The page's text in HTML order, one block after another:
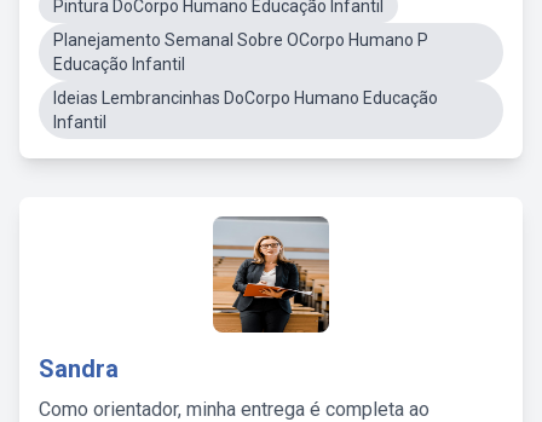
Pintura DoCorpo Humano Educação Infantil
Planejamento Semanal Sobre OCorpo Humano P
Educação Infantil
Ideias Lembrancinhas DoCorpo Humano Educação
Infantil
Sandra
Como orientador, minha entrega é completa ao